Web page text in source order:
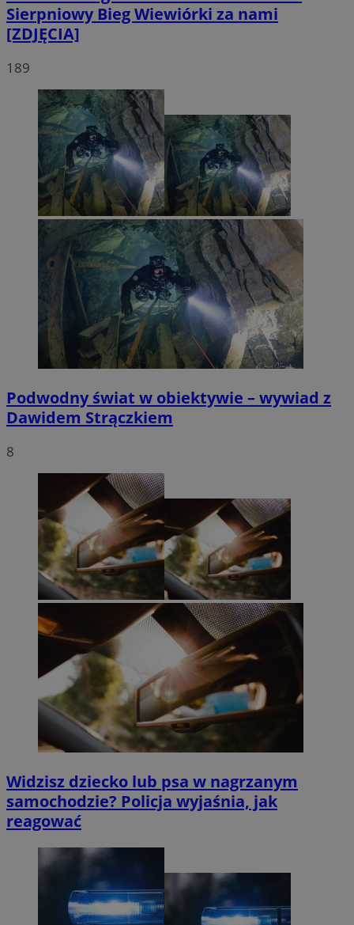
Sierpniowy Bieg Wiewiórki za nami
[ZDJĘCIA]
189
Podwodny świat w obiektywie – wywiad z
Dawidem Strączkiem
8
Widzisz dziecko lub psa w nagrzanym
samochodzie? Policja wyjaśnia, jak
reagować